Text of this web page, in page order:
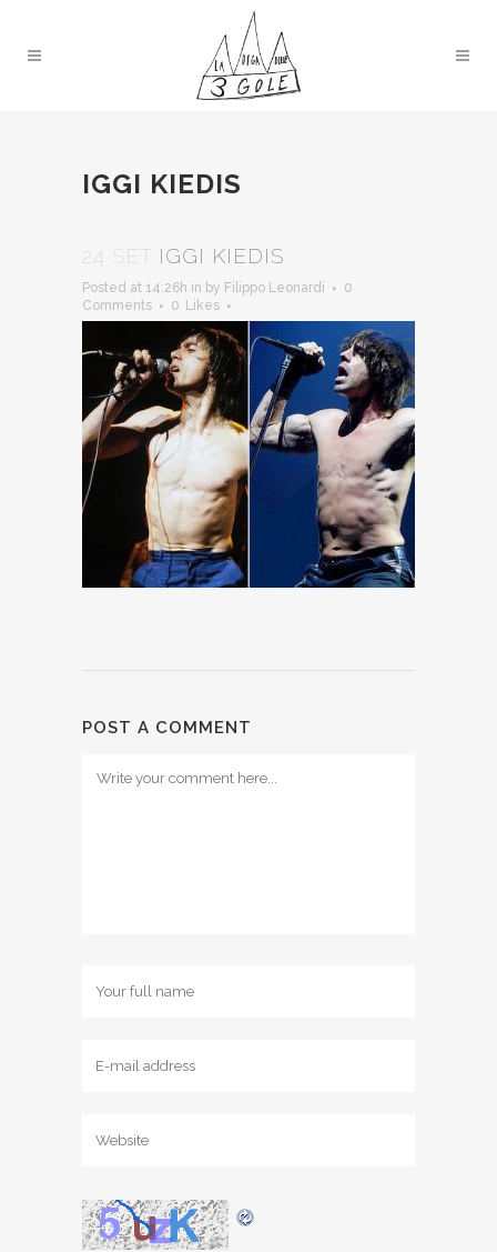
IGGI KIEDIS
24 SET IGGI KIEDIS
Posted at 14:26h in by Filippo Leonardi
0
Comments
0 Likes
POST A COMMENT